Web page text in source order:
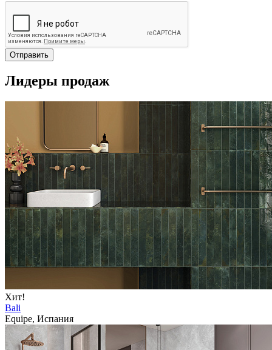
Отправить
Лидеры продаж
Хит!
Bali
Equipe, Испания